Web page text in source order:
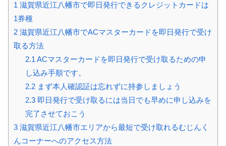
1 滋賀県近江八幡市で即日発行できるクレジットカードは
1券種
2 滋賀県近江八幡市でACマスターカードを即日発行で受け
取る方法
2.1ACマスターカードを即日発行で受け取るための申
し込み手順です。
2.2まず本人確認証は忘れずに持参しましょう
2.3即日発行で受け取るには当日でも早めに申し込みを
完了させておこう
3 滋賀県近江八幡市エリアから最短で受け取れるむじんく
んコーナーへのアクセス方法